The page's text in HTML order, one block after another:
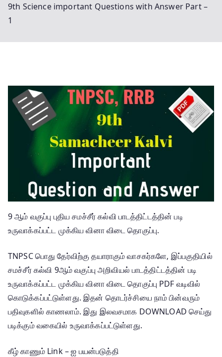
9th Science important Questions with Answer Part –
1
9 ஆம் வகுப்பு புதிய சமச்சீர் கல்வி பாடத்திட்டத்தின் படி
உருவாக்கப்பட்ட முக்கிய வினா விடை தொகுப்பு.
TNPSC பொது தேர்விற்கு தயாராகும் வாசகர்களே, இப்பகுதியில்
சமச்சீர் கல்வி 9ஆம் வகுப்பு அறிவியல் பாடத்திட்டத்தின் படி
உருவாக்கப்பட்ட முக்கிய வினா விடை தொகுப்பு PDF வடிவில்
கொடுக்கப்பட்டுள்ளது. இதன் தொடர்ச்சியை நாம் பின்வரும்
பதிவுகளில் காணலாம். இது இலவசமாக DOWNLOAD செய்து
படிக்கும் வகையில் உருவாக்கப்பட்டுள்ளது.
கீழ் காணும் Link – ஐ பயன்படுத்தி